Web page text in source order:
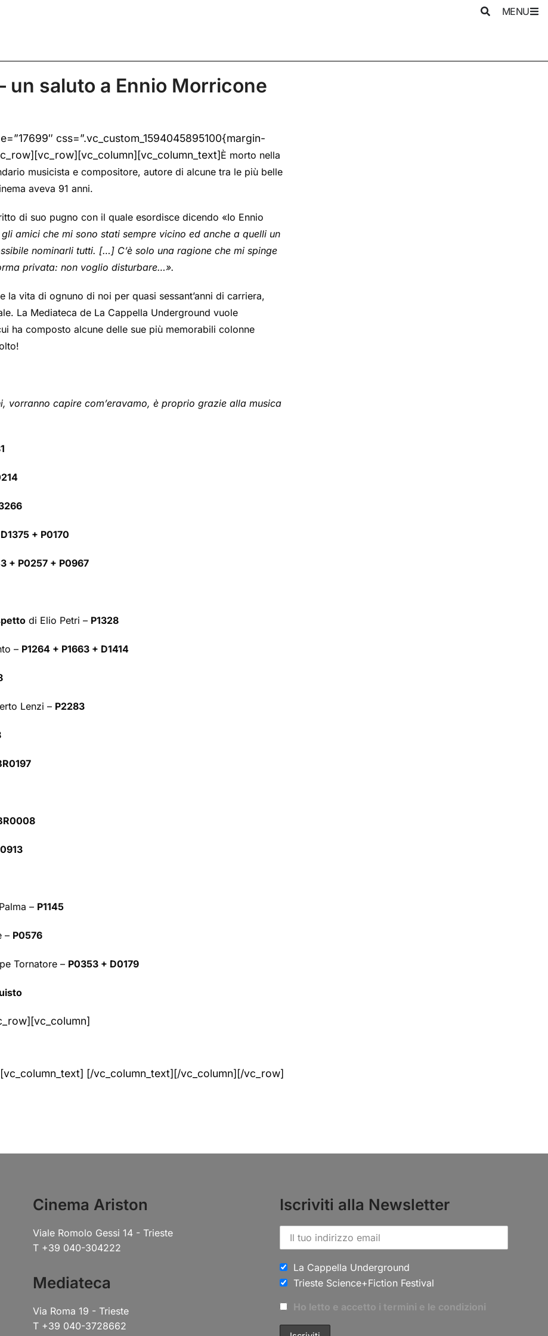
MENU
un saluto a Ennio Morricone
css=”.vc_custom_1594045895100{margin-
È morto nella
musicista e compositore, autore di alcune tra le più belle
aveva 91 anni.
di suo pugno con il quale esordisce dicendo «Io Ennio
amici che mi sono stati sempre vicino ed anche a quelli un
nominarli tutti. […] C’è solo una ragione che mi spinge
privata: non voglio disturbare…».
vita di ognuno di noi per quasi sessant’anni di carriera,
La Mediateca de La Cappella Underground vuole
ha composto alcune delle sue più memorabili colonne
vorranno capire com’eravamo, è proprio grazie alla musica
D1375 + P0170
+ P0257 + P0967
di Elio Petri – P1328
– P1264 + P1663 + D1414
Lenzi – P2283
– P1145
– P0576
Tornatore – P0353 + D0179
[/vc_column_text][/vc_column][/vc_row]
Cinema Ariston
Viale Romolo Gessi 14 - Trieste
T +39 040-304222
Mediateca
Via Roma 19 - Trieste
T +39 040-3728662
Iscriviti alla Newsletter
La Cappella Underground
Trieste Science+Fiction Festival
Ho letto e accetto i termini e le condizioni